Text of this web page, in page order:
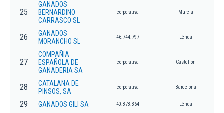
25
GANADOS
BERNARDINO
CARRASCO SL
corporativa Murcia
26
GANADOS
MORANCHO SL
46.744.797 Lérida
27
COMPAÑIA
ESPAÑOLA DE
GANADERIA SA
corporativa Castellon
28
CATALANA DE
PINSOS, SA
corporativa Barcelona
29 GANADOS GILI SA 40.878.364 Lérida